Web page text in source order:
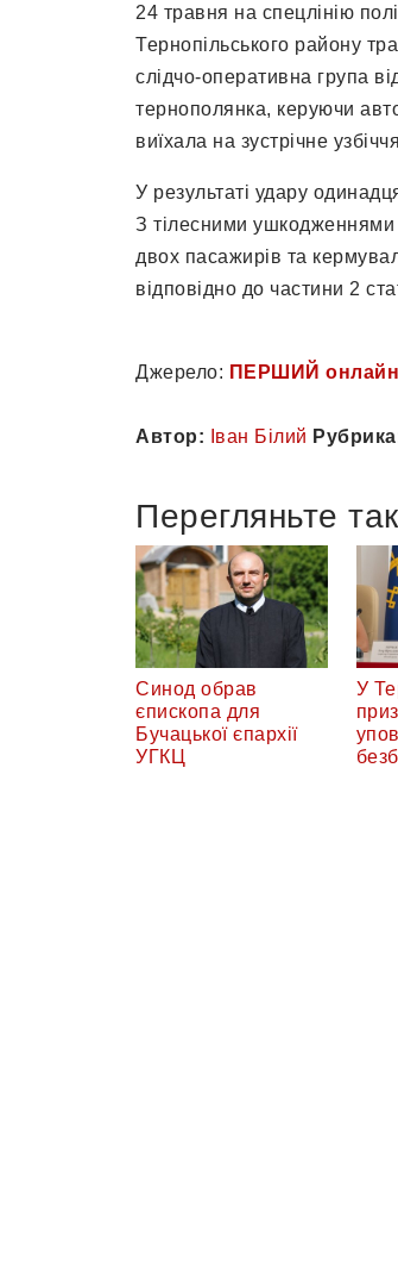
24 травня на спецлінію
Тернопільського району
слідчо-оперативна група
тернополянка, керуючи
виїхала на зустрічне
У результаті удару
З тілесними ушкодженнями
двох пасажирів та
відповідно до частини 2
Джерело: ПЕРШИЙ онлайн
Автор: Іван Білий
Перегляньте
Синод обрав
єпископа для
Бучацької єпархії
УГКЦ
У